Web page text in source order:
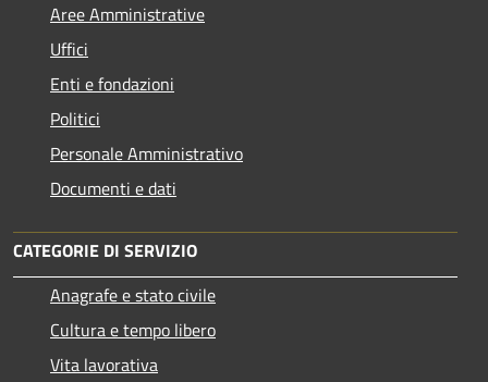
Aree Amministrative
Uffici
Enti e fondazioni
Politici
Personale Amministrativo
Documenti e dati
CATEGORIE DI SERVIZIO
Anagrafe e stato civile
Cultura e tempo libero
Vita lavorativa